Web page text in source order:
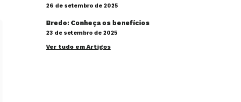
26 de setembro de 2025
Bredo: Conheça os benefícios
23 de setembro de 2025
Ver tudo em Artigos